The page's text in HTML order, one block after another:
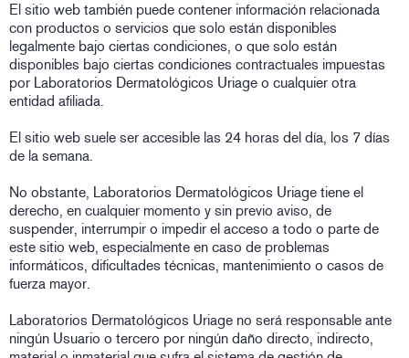
El sitio web también puede contener información relacionada
con productos o servicios que solo están disponibles
legalmente bajo ciertas condiciones, o que solo están
disponibles bajo ciertas condiciones contractuales impuestas
por Laboratorios Dermatológicos Uriage o cualquier otra
entidad afiliada.
El sitio web suele ser accesible las 24 horas del día, los 7 días
de la semana.
No obstante, Laboratorios Dermatológicos Uriage tiene el
derecho, en cualquier momento y sin previo aviso, de
suspender, interrumpir o impedir el acceso a todo o parte de
este sitio web, especialmente en caso de problemas
informáticos, dificultades técnicas, mantenimiento o casos de
fuerza mayor.
Laboratorios Dermatológicos Uriage no será responsable ante
ningún Usuario o tercero por ningún daño directo, indirecto,